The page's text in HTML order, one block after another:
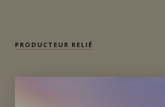
PRODUCTEUR RELIÉ